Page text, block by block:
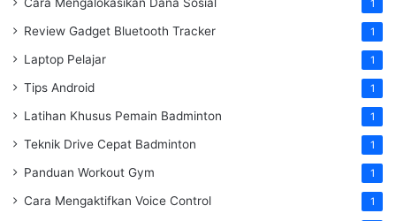
1
Review Gadget Bluetooth Tracker 1
Laptop Pelajar 1
Tips Android 1
Latihan Khusus Pemain Badminton 1
Teknik Drive Cepat Badminton 1
Panduan Workout Gym 1
Cara Mengaktifkan Voice Control 1